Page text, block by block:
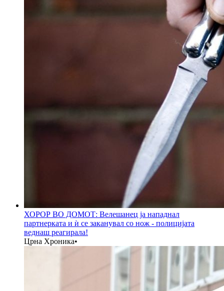
ХОРОР ВО ДОМОТ: Велешанец ја нападнал
партнерката и ѝ се заканувал со нож - полицијата
веднаш реагирала!
Црна Хроника•